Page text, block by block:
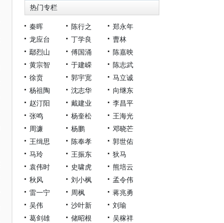
热门专栏
秦晖 陈行之
郑永年
龙应台
丁学良
曹林
鄢烈山
傅国涌
陈嘉映
黄宗智
于建嵘
陈志武
徐贲
郭宇宽
马立诚
杨祖陶
沈志华
向继东
赵汀阳
戴建业
李昌平
张鸣
杨奎松
王海光
周濂
杨鹏
邓晓芒
王缉思
陈奉孝
郭世佑
马玲
王振东
狄马
袁伟时
史啸虎
熊培云
秋风
刘小枫
孟令伟
雷一宁
周枫
蒋兆勇
吴伟
沙叶新
刘瑜
葛剑雄
储昭根
吴稼祥